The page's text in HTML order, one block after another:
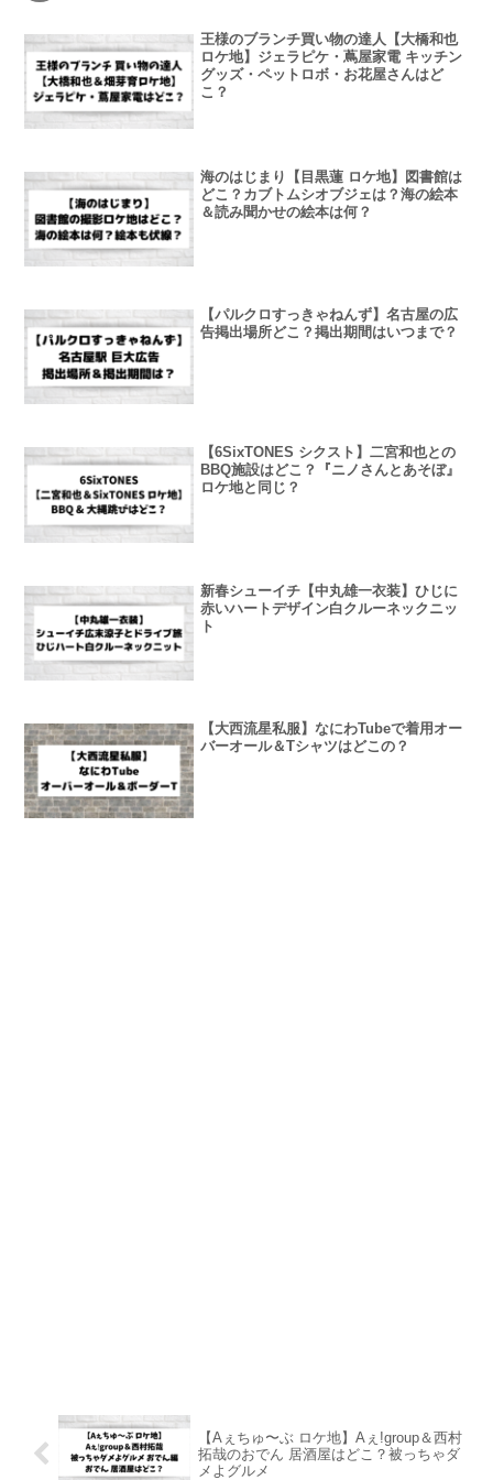
王様のブランチ買い物の達人【大橋和也
ロケ地】ジェラピケ・蔦屋家電 キッチン
グッズ・ペットロボ・お花屋さんはど
こ？
海のはじまり【目黒蓮 ロケ地】図書館は
どこ？カブトムシオブジェは？海の絵本
＆読み聞かせの絵本は何？
【パルクロすっきゃねんず】名古屋の広
告掲出場所どこ？掲出期間はいつまで？
【6SixTONES シクスト】二宮和也との
BBQ施設はどこ？『ニノさんとあそぼ』
ロケ地と同じ？
新春シューイチ【中丸雄一衣装】ひじに
赤いハートデザイン白クルーネックニッ
ト
【大西流星私服】なにわTubeで着用オー
バーオール＆Tシャツはどこの？
【Aぇちゅ〜ぶ ロケ地】Aぇǃgroup＆西村
拓哉のおでん 居酒屋はどこ？被っちゃダ
メよグルメ